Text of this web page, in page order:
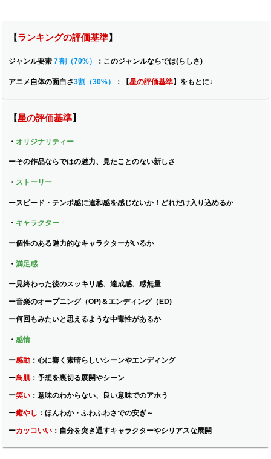
【ランキングの評価基準】
ジャンル要素 ７割（70%） ： このジャンルならでは(らしさ)
アニメ自体の面白さ3割（30%） ：【星の評価基準】をもとに↓
【星の評価基準】
・ オリジナリティー
ーその作品ならではの魅力、見たことのない新しさ
・ ストーリー
ースピード・テンポ感に違和感を感じないか！どれだけ入り込めるか
・ キャラクター
ー個性のある魅力的なキャラクターがいるか
・満足感
ー見終わった後のスッキリ感、達成感、感無量
ー音楽のオープニング（OP)＆エンディング（ED)
ー何回もみたいと思えるような中毒性があるか
・感情
ー感動 ：心に響く素晴らしいシーンやエンディング
ー鳥肌：予想を裏切る展開やシーン
ー笑い ：意味のわからない、良い意味でのアホう
ー癒やし ：ほんわか・ふわふわさでの安ぎ～
ーカッコいい ： 自分を突き通すキャラクターやシリアスな展開